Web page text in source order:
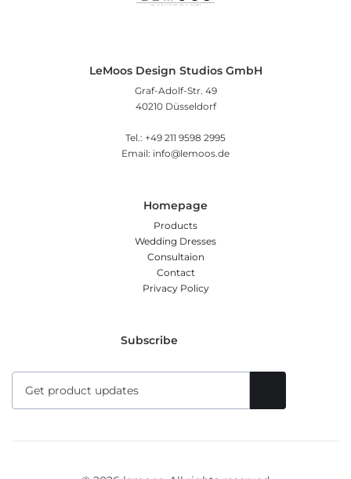
LeMoos Design Studios GmbH
Graf-Adolf-Str. 49
40210 Düsseldorf
Tel.: +49 211 9598 2995
Email: info@lemoos.de
Homepage
Products
Wedding Dresses
Consultaion
Contact
Privacy Policy
Subscribe